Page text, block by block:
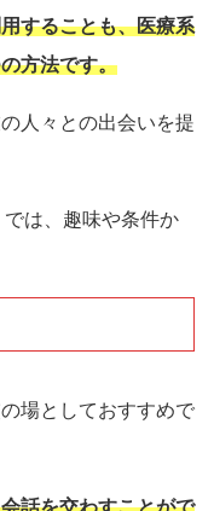
することも、医療系
方法です。
人々との出会いを提
は、趣味や条件か
場としておすすめで
話を交わすことがで